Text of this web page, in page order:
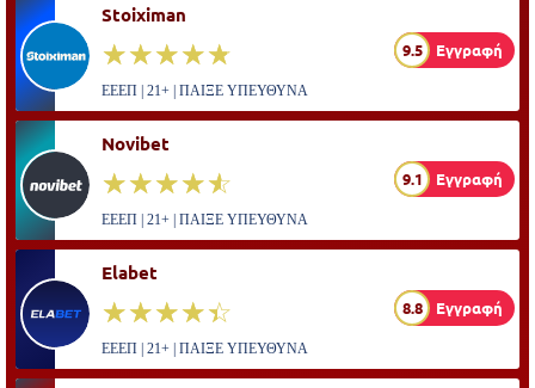
Stoiximan
☆☆☆☆☆
★★★★★ 9.5 Εγγραφή
ΕΕΕΠ | 21+ | ΠΑΙΞΕ ΥΠΕΥΘΥΝΑ
Novibet
☆☆☆☆☆
★★★★★ 9.1 Εγγραφή
ΕΕΕΠ | 21+ | ΠΑΙΞΕ ΥΠΕΥΘΥΝΑ
Elabet
☆☆☆☆☆
★★★★★ 8.8 Εγγραφή
ΕΕΕΠ | 21+ | ΠΑΙΞΕ ΥΠΕΥΘΥΝΑ